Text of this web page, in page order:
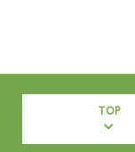
TOP